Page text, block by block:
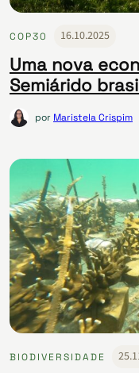
COP30 16.10.2025
Uma nova
Semiárido
por Maristela Crispim
BIODIVERSIDADE